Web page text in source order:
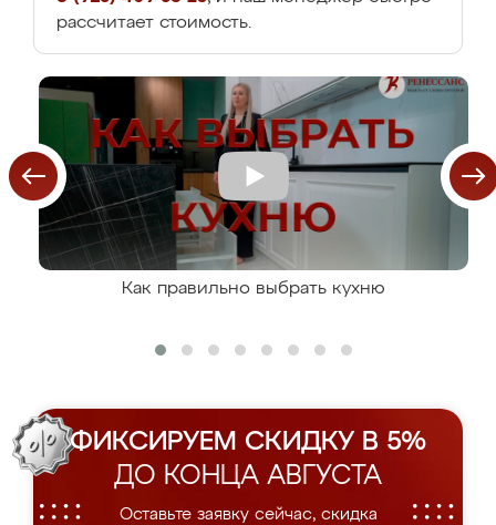
рассчитает стоимость.
Как правильно выбрать кухню
ФИКСИРУЕМ СКИДКУ В 5%
ДО КОНЦА АВГУСТА
Оставьте заявку сейчас, скидка